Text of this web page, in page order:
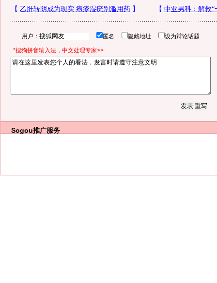
用户： 匿名 隐藏地址 设为辩论话题
*搜狗拼音输入法，中文处理专家>>
Sogou推广服务